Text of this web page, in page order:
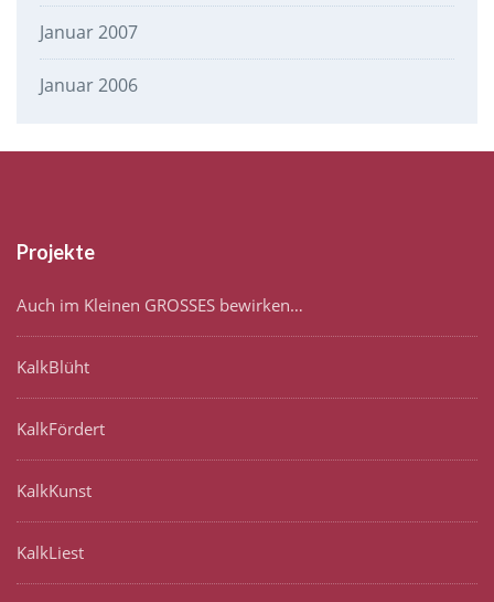
Januar 2007
Januar 2006
Projekte
Auch im Kleinen GROSSES bewirken…
KalkBlüht
KalkFördert
KalkKunst
KalkLiest